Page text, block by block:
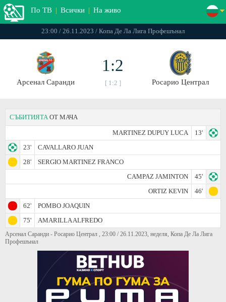
По ТВ | Всички | На живо
23:00 / 26.11.2023 / Копа Де Ла Лига Профешънал
Арсенал Саранди
1:2
[ 1:2 ] Росарио Централ
СЪБИТИЯТА ОТ МАЧА
MARTINEZ DUPUY LUCA
13'
23'
CAVALLARO JUAN
28'
SERGIO MARTINEZ FRANCO
CAMPAZ JAMINTON
45'
ORTIZ KEVIN
46'
62'
POMBO JOAQUIN
75'
AMARILLA ALFREDO
Арсенал Саранди - Росарио Централ , 23:00 / 26.11.2023, неделя, Копа Де Ла Лига
Профешънал